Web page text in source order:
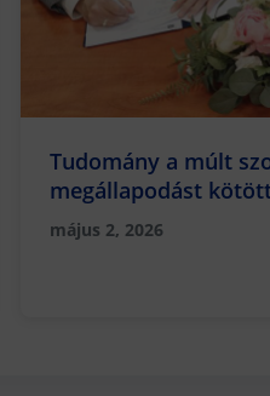
Tudomány a múlt
megállapodást
és a RETÖRKI
május 2, 2026